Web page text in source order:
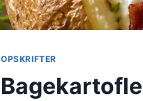
OPSKRIFTER